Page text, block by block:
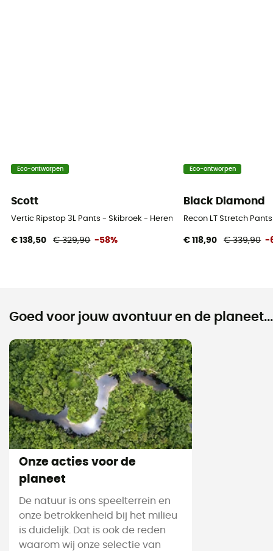
Eco-ontworpen
Scott
Vertic Ripstop 3L Pants - Skibroek - Heren
€ 138,50 € 329,90 -58%
Eco-ontworpen
Black Diamond
Recon LT Stretch
€ 118,90 € 339,90 -
Goed voor jouw avontuur en de planeet...
Onze acties voor de
planeet
De natuur is ons speelterrein en
onze betrokkenheid bij het milieu
is duidelijk. Dat is ook de reden
waarom wij onze selectie van